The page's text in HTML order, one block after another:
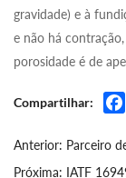
gravidade) e à
e não há
porosidade é de
Compartilhar:
Anterior: Parceiro
Próxima: IATF 16949